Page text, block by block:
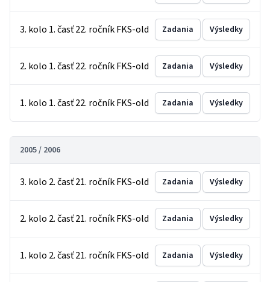
3. kolo 1. časť 22. ročník FKS-old Zadania Výsledky
2. kolo 1. časť 22. ročník FKS-old Zadania Výsledky
1. kolo 1. časť 22. ročník FKS-old Zadania Výsledky
2005 / 2006
3. kolo 2. časť 21. ročník FKS-old Zadania Výsledky
2. kolo 2. časť 21. ročník FKS-old Zadania Výsledky
1. kolo 2. časť 21. ročník FKS-old Zadania Výsledky